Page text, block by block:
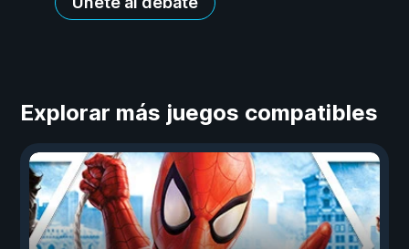
Explorar más juegos compatibles